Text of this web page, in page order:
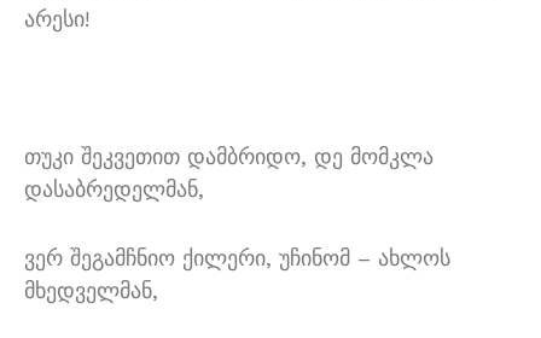
არესი!
თუკი შეკვეთით დამბრიდო, დე მომკლა
დასაბრედელმან,
ვერ შეგამჩნიო ქილერი, უჩინომ – ახლოს
მხედველმან,